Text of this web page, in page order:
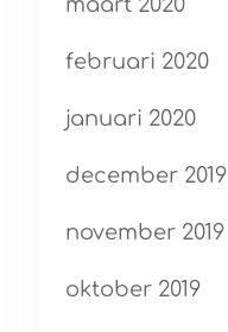
februari 2020
januari 2020
december 2019
november 2019
oktober 2019